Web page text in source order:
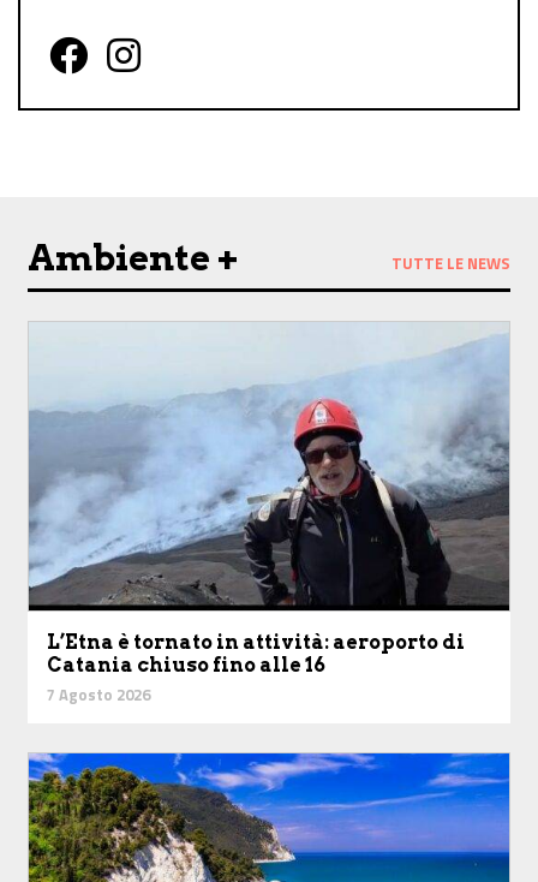
Follow us on Facebook
Follow us on Instagram
Ambiente + TUTTE LE NEWS
L’Etna è tornato in attività: aeroporto di
Catania chiuso fino alle 16
7 Agosto 2026